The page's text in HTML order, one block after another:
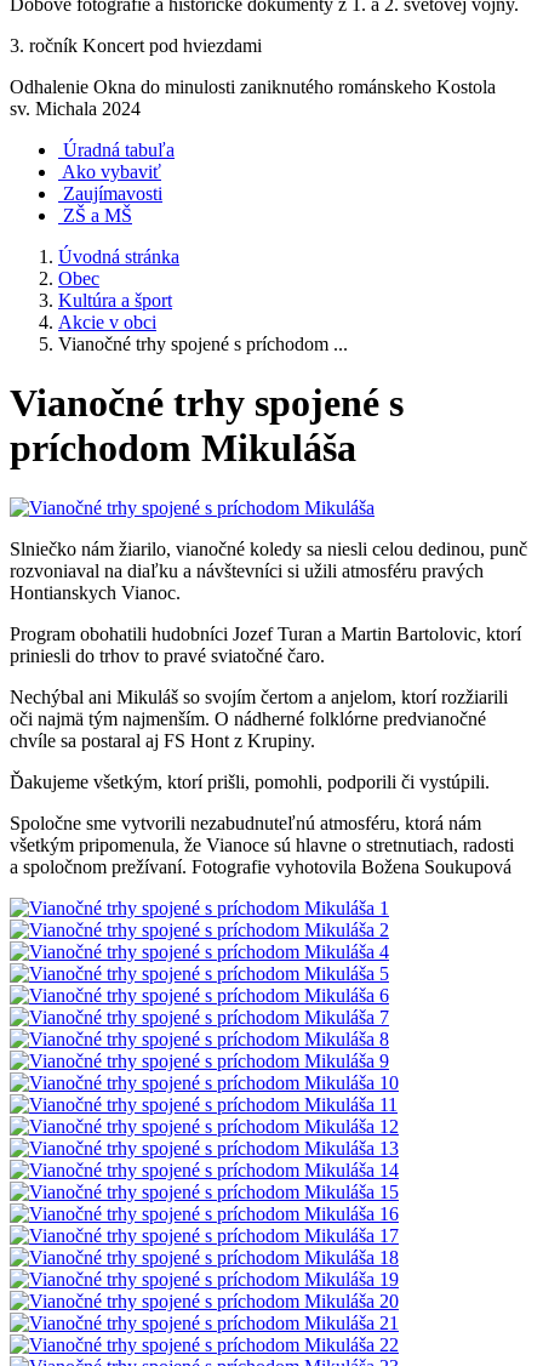
Dobové fotografie a historické dokumenty z 1. a 2. svetovej vojny.
3. ročník Koncert pod hviezdami
Odhalenie Okna do minulosti zaniknutého románskeho Kostola
sv. Michala 2024
Úradná tabuľa
Ako vybaviť
Zaujímavosti
ZŠ a MŠ
Úvodná stránka
Obec
Kultúra a šport
Akcie v obci
Vianočné trhy spojené s príchodom ...
Vianočné trhy spojené s
príchodom Mikuláša
Slniečko nám žiarilo, vianočné koledy sa niesli celou dedinou, punč
rozvoniaval na diaľku a návštevníci si užili atmosféru pravých
Hontianskych Vianoc.
Program obohatili hudobníci Jozef Turan a Martin Bartolovic, ktorí
priniesli do trhov to pravé sviatočné čaro.
Nechýbal ani Mikuláš so svojím čertom a anjelom, ktorí rozžiarili
oči najmä tým najmenším. O nádherné folklórne predvianočné
chvíle sa postaral aj FS Hont z Krupiny.
Ďakujeme všetkým, ktorí prišli, pomohli, podporili či vystúpili.
Spoločne sme vytvorili nezabudnuteľnú atmosféru, ktorá nám
všetkým pripomenula, že Vianoce sú hlavne o stretnutiach, radosti
a spoločnom prežívaní. Fotografie vyhotovila Božena Soukupová